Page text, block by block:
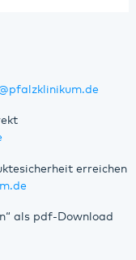
pfalzklinikum.de
erreichen
als pdf-Download